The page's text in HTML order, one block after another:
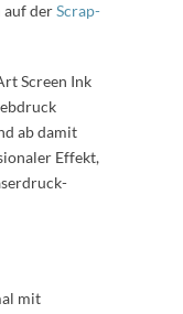
auf derScrap-
Screen Ink
ab damit
Effekt,
mit